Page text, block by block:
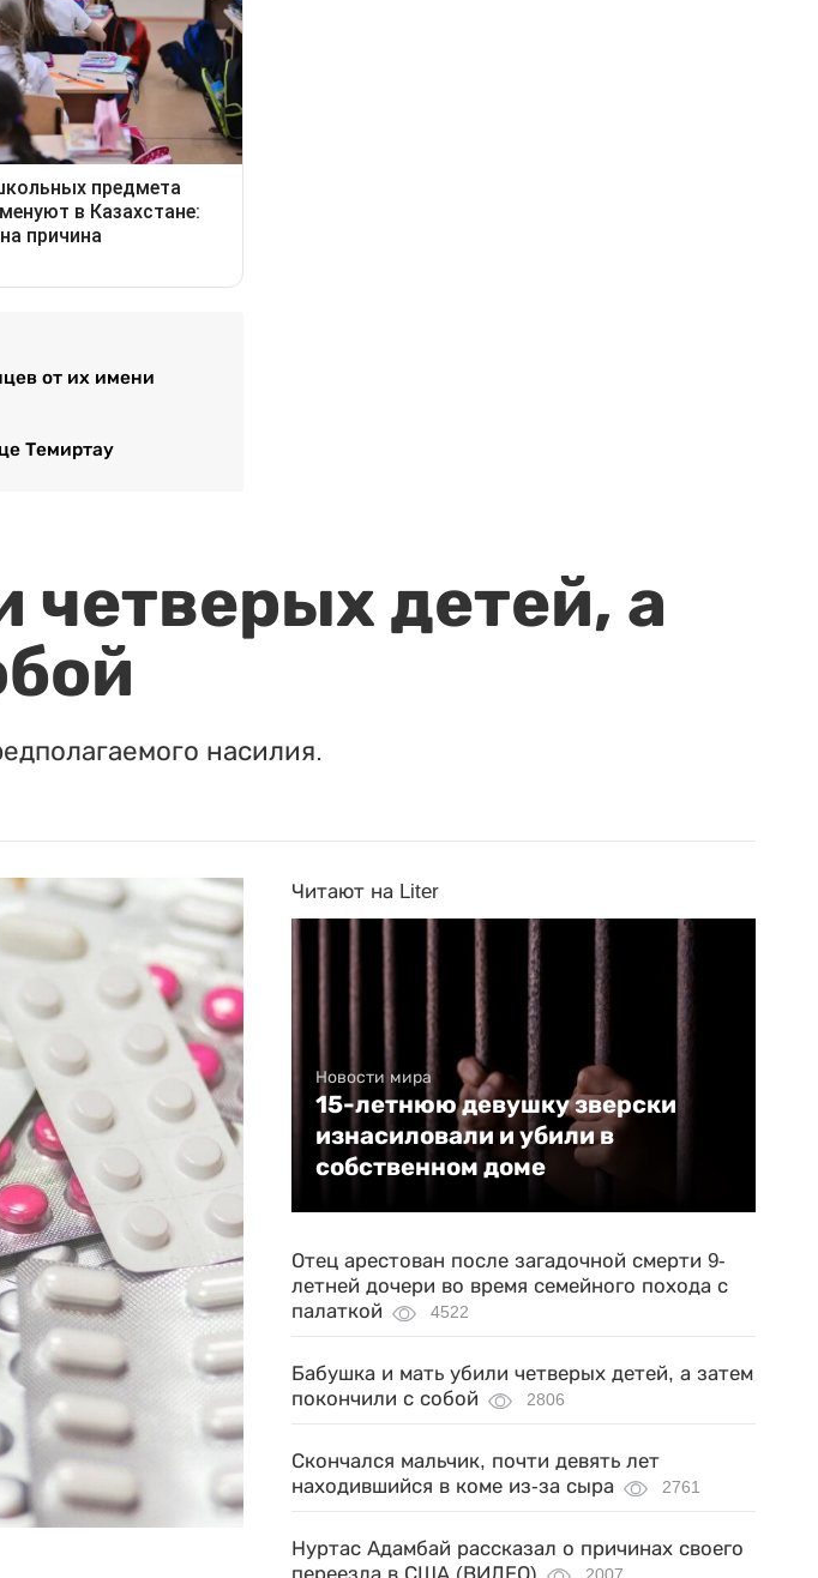
от их имени
Темиртау
четверых детей, а
насилия.
Читают на Liter
Новости мира
15-летнюю девушку зверски
изнасиловали и убили в
собственном доме
Отец арестован после загадочной смерти 9-
летней дочери во время семейного похода с
палаткой
4522
Бабушка и мать убили четверых детей, а затем
покончили с собой
2806
Скончался мальчик, почти девять лет
находившийся в коме из-за сыра
2761
Нуртас Адамбай рассказал о причинах своего